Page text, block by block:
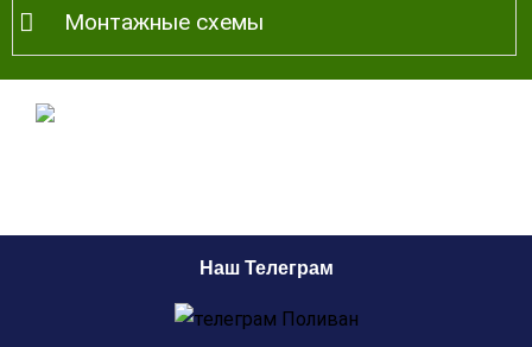
Монтажные схемы
Наш Телеграм